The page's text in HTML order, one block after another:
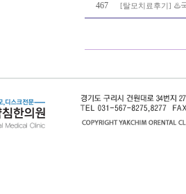
467 [탈모치료후기 ] ♨️